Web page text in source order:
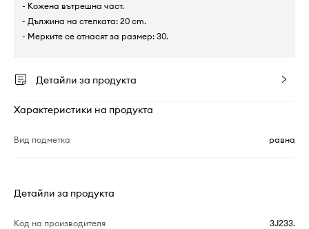
- Кожена вътрешна част.
- Дължина на стелката: 20 cm.
- Мерките се отнасят за размер: 30.
Детайли за продукта
Характеристики на продукта
Вид подметка равна
Детайли за продукта
Код на производителя 3J233.